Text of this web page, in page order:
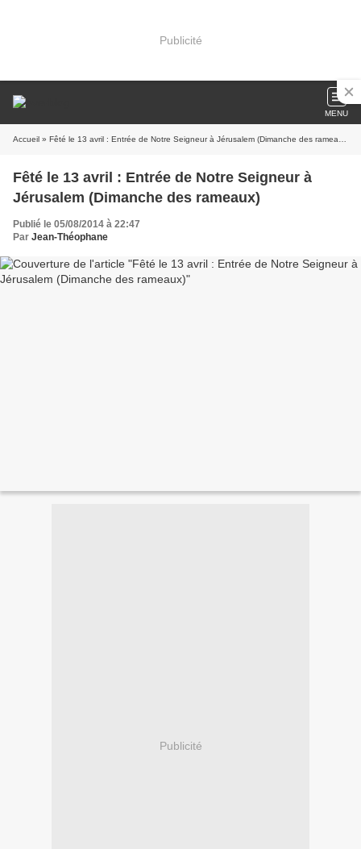
Publicité
MENU
Accueil » Fêté le 13 avril : Entrée de Notre Seigneur à Jérusalem (Dimanche des rameaux)
Fêté le 13 avril : Entrée de Notre Seigneur à
Jérusalem (Dimanche des rameaux)
Publié le 05/08/2014 à 22:47
Par Jean-Théophane
Publicité